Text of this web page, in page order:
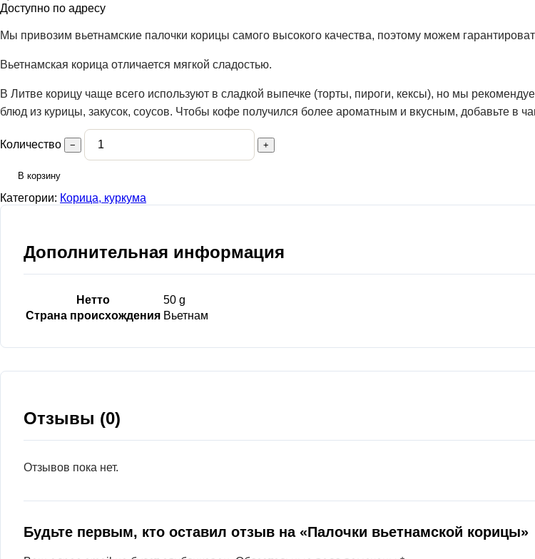
Доступно по адресу
Мы привозим вьетнамские палочки корицы самого высокого качества, поэтому можем
Вьетнамская корица отличается мягкой сладостью.
В Литве корицу чаще всего используют в сладкой выпечке (торты, пироги, кексы), но мы
блюд из курицы, закусок, соусов. Чтобы кофе получился более ароматным и вкусным, добавьте в
Количество − +
В корзину
Категории: Корица, куркума
Дополнительная информация
Нетто
50 g
Страна происхождения Вьетнам
Отзывы (0)
Отзывов пока нет.
Будьте первым, кто оставил отзыв на «Палочки вьетнамской корицы»